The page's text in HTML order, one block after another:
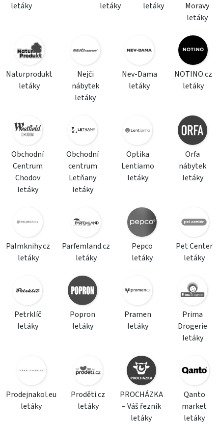
letáky
letáky
letáky
Moravy
letáky
Naturprodukt
letáky
Nejči
nábytek
letáky
Nev-Dama
letáky
NOTINO.cz
letáky
Obchodní
Centrum
Chodov
letáky
Obchodní
centrum
Letňany
letáky
Optika
Lentiamo
letáky
Orfa
nábytek
letáky
Palmknihy.cz
letáky
Parfemland.cz
letáky
Pepco
letáky
Pet Center
letáky
Petrklíč
letáky
Popron
letáky
Pramen
letáky
Prima
Drogerie
letáky
Prodejnakol.eu
letáky
Proděti.cz
letáky
PROCHÁZKA
– Váš řezník
letáky
Qanto
market
letáky